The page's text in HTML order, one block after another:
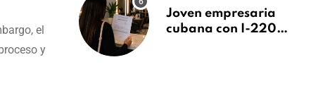
el
y
Joven empresaria
cubana con I-220A